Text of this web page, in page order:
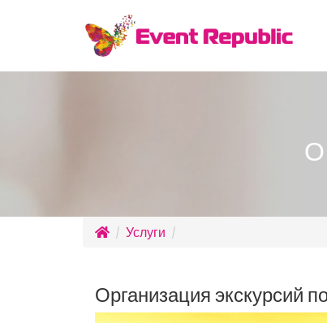
Услуги
Организация экскурсий